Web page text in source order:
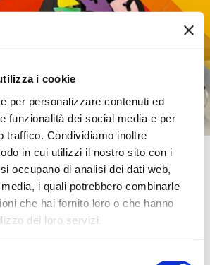
i cookie
per personalizzare contenuti ed
funzionalità dei social media e per
traffico. Condividiamo inoltre
in cui utilizzi il nostro sito con i
occupano di analisi dei dati web,
i quali potrebbero combinarle
che hai fornito loro o che hanno
dei loro servizi.
il cervello?
un cervello in cartoncino cercando di